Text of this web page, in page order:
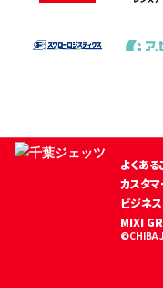
よくあ
カスタ
ビジネ
MIXI
©CHIBA